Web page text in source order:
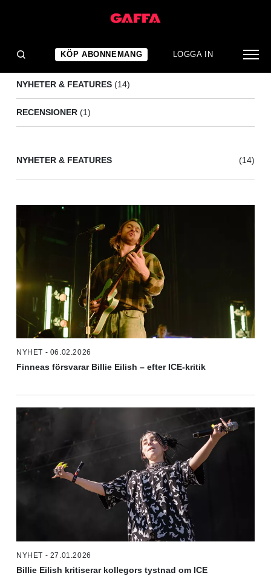
KÖP ABONNEMANG LOGGA IN
NYHETER & FEATURES (14)
RECENSIONER (1)
NYHETER & FEATURES (14)
NYHET - 06.02.2026
Finneas försvarar Billie Eilish – efter ICE-kritik
NYHET - 27.01.2026
Billie Eilish kritiserar kollegors tystnad om ICE